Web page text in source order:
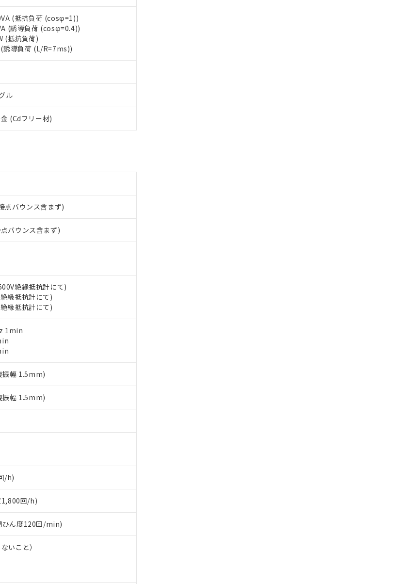
(抵抗負荷 (cosφ=1))
(誘導負荷 (cosφ=0.4))
(抵抗負荷)
(誘導負荷 (L/R=7ms))
ル
(Cdフリー材)
点バウンス含まず)
バウンス含まず)
絶縁抵抗計にて)
縁抵抗計にて)
縁抵抗計にて)
1min
振幅 1.5mm)
振幅 1.5mm)
/h)
1,800回/h)
ひん度120回/min)
いこと）
商品の中には、本サービスの対象外となる商品もあることをご了承ください。
格照会結果は、記載している更新日時点での社内データに基づき作成されるも
時点での実際の在庫および標準価格とは異なる場合があることをご了承くださ
標準価格はお客様のお取引先、またはお客様担当のオムロン制御機器販売店・
ください。
店や当社販売拠点は「
格結果を当社の事前の承諾なく第三者に漏洩または開示しないようお願いしま
す。
イト上で当社にご登録された部品リストについて、当社および当社の共同利用者
ービスに関するお客様との取引・商談に必要な範囲で利用することをご了承くだ
は、
令（10物質）の非含有に対応した製品が提供可能な商品です。
（10物質）の非含有に対応した製品に切り替える予定のある商品です。
指令（10物質）の非含有に非対応の商品で、対応品を出す予定はありません。
指令（10物質）の非含有の対応状況を調査中または確認中の商品です。
ど無形物で、有害物質有無と関係のない商品です。
ポリ臭化ビフェニル類(PBB) 1000ppm以下、ポリ臭化ジフェニルエーテル類(PBDE) 1000ppm以下、
) (DEHP)(別名：DOP) 1000ppm以下、フタル酸ブチルベンジル（BBP） 1000ppm以下、フタル酸ジブチ
ル酸ジイソブチル (DIBP) 1000ppm以下
よび制御機器に対する適用除外項目は除く。
いては閾値を超える意図的な使用がないことを確認しています。
どにより、予定月が前後することがあります。
ロード
ンロードすることができます。
非含有証明書
社基準）
非含有を証明するもので、過去に遡って非含有を証明するものではありません。
酸エステル類４物質の対応では、対応完了までの期間は出荷製品に未対応品が
対応日を記載しておりました。
庫切替を完了していることから、特段のことがない限り、2022年1月12日よ
販売部門へお問い合わせください。
T26572)：
、 Cd(カドミウム) : 100ppm、
ポリ臭化ビフェニル類) : 1000ppm、 PBDEs(ポリ臭化ジフェニルエーテル類) : 1000ppm、
、 DIBP(フタル酸ジイソブチル) : 1000ppm、 BBP(フタル酸ブチルベンジル) : 1000ppm、
）のすべてが基準値以下であることを示します。
において有害物質が外部に漏えいし、環境に深刻な影響を及ぼさない年数を意
販売部門へお問い合わせください。
への提供する場合は、日本国政府の輸出許可(または役務取引許可)を取得する
とります。
兵器、ミサイル、化学兵器、生物兵器またはその他武器並びにこれらの製造装
しません。
三者に販売する場合は、上記1、2および3の内容を当該第三者に通知します。
よび販売に係わる関係者が違法に輸出するおそれがある場合は、取り引きをい
合意する
庫あり
ないが在庫あり
在庫状況については、お客様のお取引先、またはお客様担当のオムロン制御
社販売員にご確認ください)
た在庫状況の情報を公開していない機種